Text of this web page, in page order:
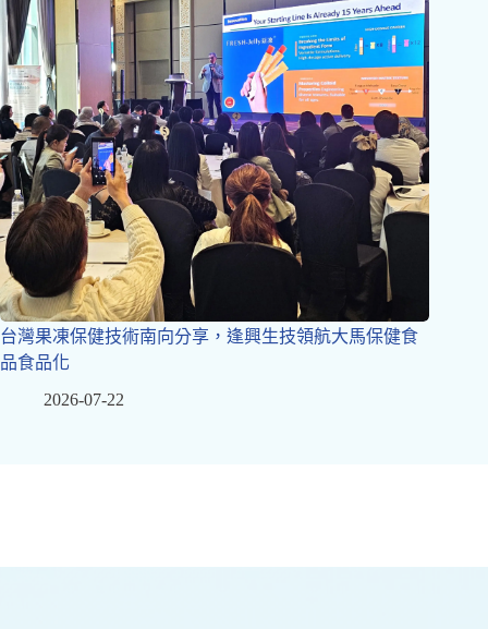
台灣果凍保健技術南向分享，逢興生技領航大馬保健食
品食品化
2026-07-22